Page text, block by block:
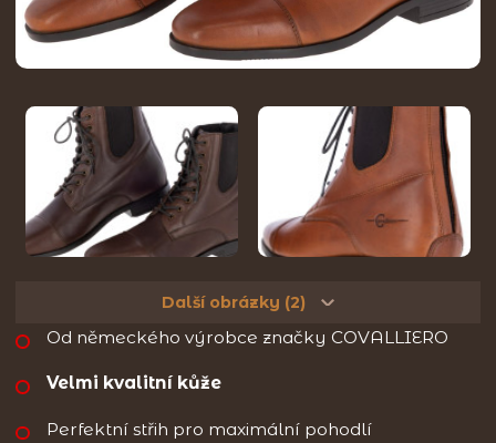
Další obrázky (2)
Od německého výrobce značky COVALLIERO
Velmi kvalitní kůže
Perfektní střih pro maximální pohodlí